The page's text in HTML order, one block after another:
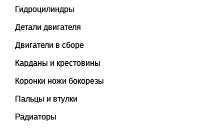
Гидроцилиндры
Детали двигателя
Двигатели в сборе
Карданы и крестовины
Коронки ножи бокорезы
Пальцы и втулки
Радиаторы